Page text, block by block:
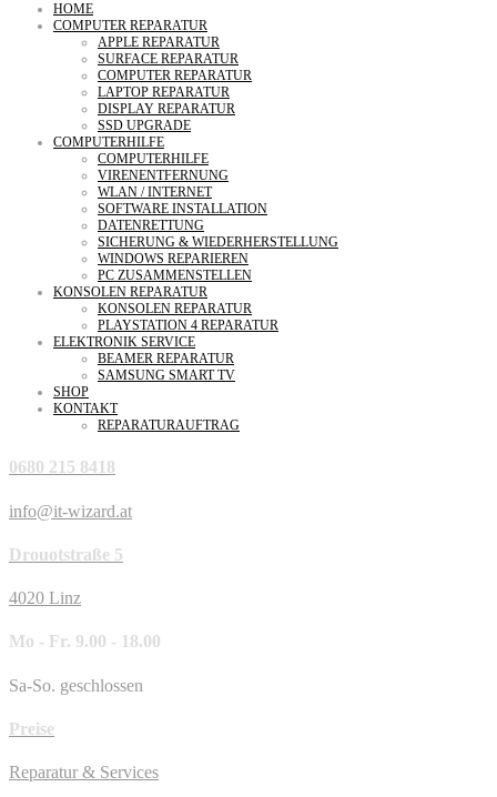
HOME
COMPUTER REPARATUR
APPLE REPARATUR
SURFACE REPARATUR
COMPUTER REPARATUR
LAPTOP REPARATUR
DISPLAY REPARATUR
SSD UPGRADE
COMPUTERHILFE
COMPUTERHILFE
VIRENENTFERNUNG
WLAN / INTERNET
SOFTWARE INSTALLATION
DATENRETTUNG
SICHERUNG & WIEDERHERSTELLUNG
WINDOWS REPARIEREN
PC ZUSAMMENSTELLEN
KONSOLEN REPARATUR
KONSOLEN REPARATUR
PLAYSTATION 4 REPARATUR
ELEKTRONIK SERVICE
BEAMER REPARATUR
SAMSUNG SMART TV
SHOP
KONTAKT
REPARATURAUFTRAG
0680 215 8418
info@it-wizard.at
Drouotstraße 5
4020 Linz
Mo - Fr. 9.00 - 18.00
Sa-So. geschlossen
Preise
Reparatur & Services